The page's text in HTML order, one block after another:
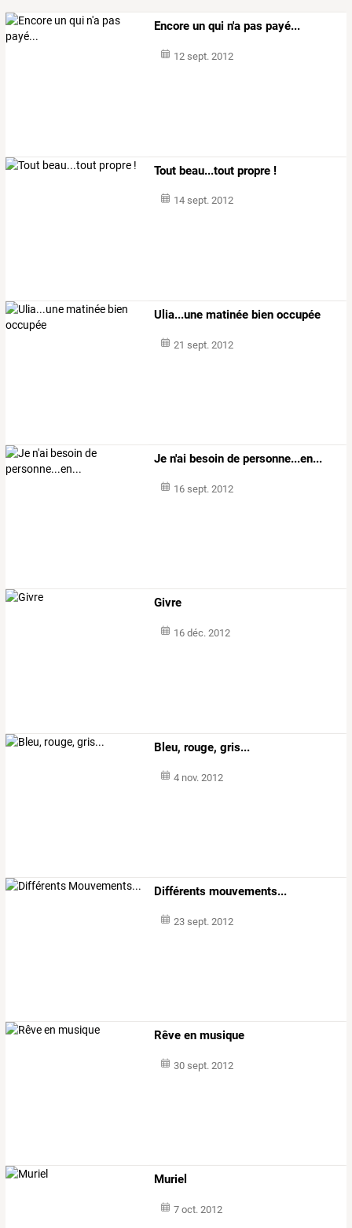
Encore un qui n'a pas payé...
12 sept. 2012
Tout beau...tout propre !
14 sept. 2012
Ulia...une matinée bien occupée
21 sept. 2012
Je n'ai besoin de personne...en...
16 sept. 2012
Givre
16 déc. 2012
Bleu, rouge, gris...
4 nov. 2012
Différents mouvements...
23 sept. 2012
Rêve en musique
30 sept. 2012
Muriel
7 oct. 2012